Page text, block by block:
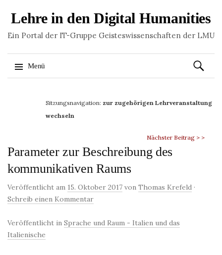
Lehre in den Digital Humanities
Ein Portal der IT-Gruppe Geisteswissenschaften der LMU
Menü
Suchen
nach:
Sitzungsnavigation: zur zugehörigen Lehrveranstaltung
wechseln
Nächster Beitrag > >
Parameter zur Beschreibung des
kommunikativen Raums
Veröffentlicht am 15. Oktober 2017 von Thomas Krefeld ·
Schreib einen Kommentar
Veröffentlicht in Sprache und Raum - Italien und das
Italienische